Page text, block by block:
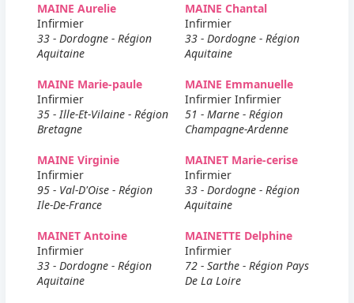
MAINE Aurelie
Infirmier
33 - Dordogne - Région
Aquitaine
MAINE Chantal
Infirmier
33 - Dordogne - Région
Aquitaine
MAINE Marie-paule
Infirmier
35 - Ille-Et-Vilaine - Région
Bretagne
MAINE Emmanuelle
Infirmier Infirmier
51 - Marne - Région
Champagne-Ardenne
MAINE Virginie
Infirmier
95 - Val-D'Oise - Région
Ile-De-France
MAINET Marie-cerise
Infirmier
33 - Dordogne - Région
Aquitaine
MAINET Antoine
Infirmier
33 - Dordogne - Région
Aquitaine
MAINETTE Delphine
Infirmier
72 - Sarthe - Région Pays
De La Loire